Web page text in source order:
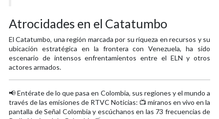
Atrocidades en el Catatumbo
El Catatumbo, una región marcada por su riqueza en recursos y su
ubicación estratégica en la frontera con Venezuela, ha sido
escenario de intensos enfrentamientos entre el ELN y otros
actores armados.
📢 Entérate de lo que pasa en Colombia, sus regiones y el mundo a
través de las emisiones de RTVC Noticias: 📺 míranos en vivo en la
pantalla de Señal Colombia y escúchanos en las 73 frecuencias de